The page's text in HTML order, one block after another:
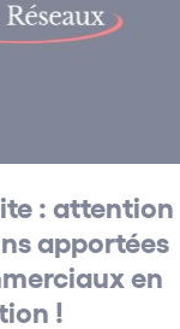
: attention
apportées
en
!